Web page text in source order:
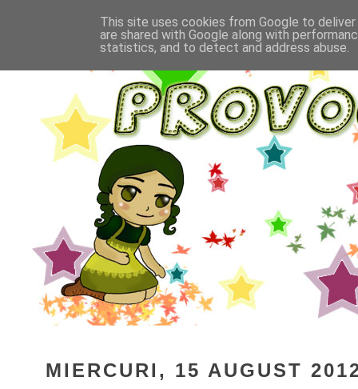
MIERCURI, 15 AUGUST
This site uses cookies from Google to
are shared with Google along with
statistics, and to detect and address abuse.